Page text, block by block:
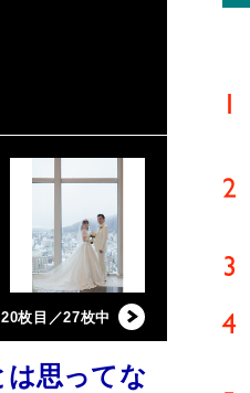
20枚目／27枚中
は思ってな